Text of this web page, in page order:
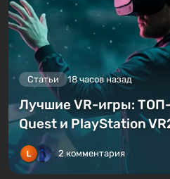
Статьи 18 часов назад
Лучшие VR-игры:
Quest и PlayStation
2 комментария